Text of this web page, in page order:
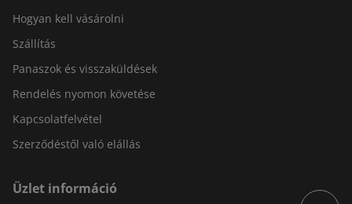
Hogyan kell vásárolni
Szállítás
Panaszok és visszaküldések
Rendelés nyomon követése
Kapcsolatfelvétel
Szerződéstől való elállás
Üzlet információ